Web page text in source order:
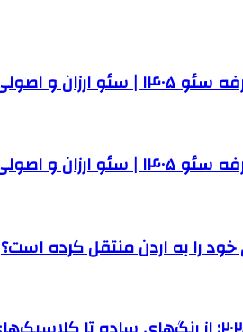
ممتازی مارکتینگ
ممتازی مارکتینگ
خود را به اردن منتقل کرده است؟